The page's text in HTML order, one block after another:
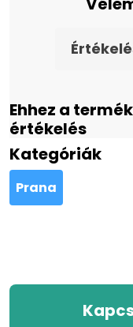
Ehhez a
értékelés
Kategóriák
Prana